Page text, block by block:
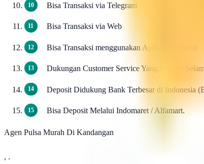
Bisa Transaksi via Telegram
Bisa Transaksi via Web
Bisa Transaksi menggunakan Aplikasi Android
Dukungan Customer Service Yang Handal
Deposit Didukung Bank Terbesar di
Bisa Deposit Melalui Indomaret / Alfamart.
Agen Pulsa Murah Di Kandangan
, .